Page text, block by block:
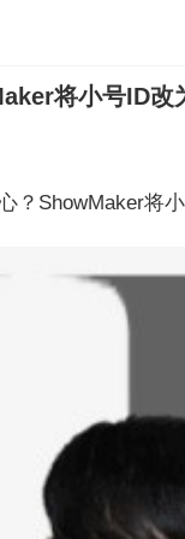
将小号ID改
ShowMaker将小